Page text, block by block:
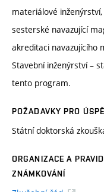
materiálové
sesterské navazující
akreditaci navazujícího
Stavební inženýrství –
tento program.
POŽADAVKY PRO
Státní doktorská
ORGANIZACE A
ZNÁMKOVÁNÍ